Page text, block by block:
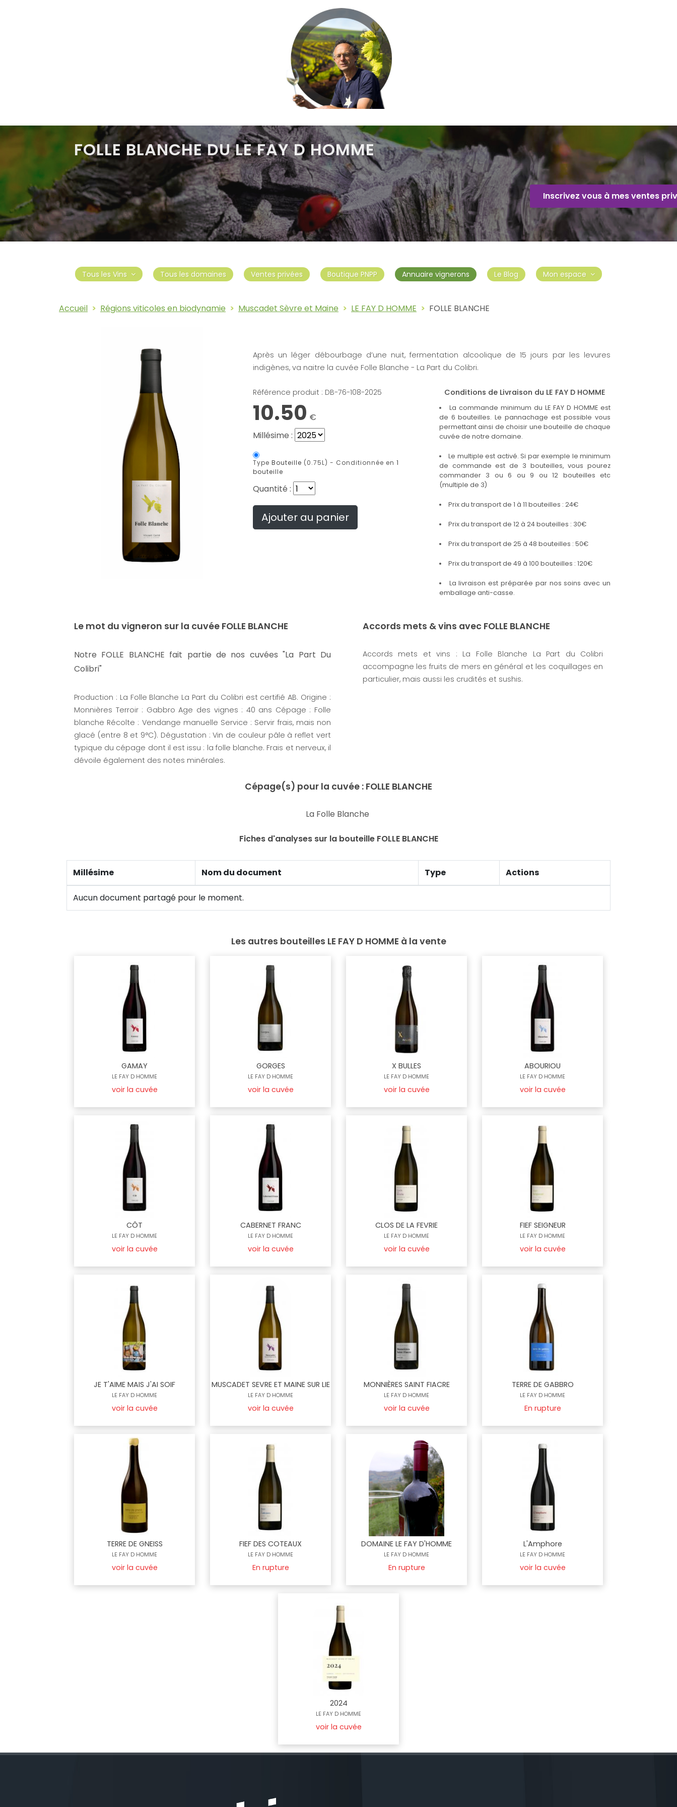
FOLLE BLANCHE DU LE FAY D HOMME
Inscrivez vous à mes ventes
Tous les Vins Tous les domaines Ventes privées Boutique PNPP Annuaire vignerons Le Blog Mon espace
Accueil Régions viticoles en biodynamie Muscadet Sèvre et Maine LE FAY D HOMME FOLLE BLANCHE
Après un léger débourbage d’une nuit, fermentation alcoolique de 15 jours par les levures
indigènes, va naitre la cuvée Folle Blanche - La Part du Colibri.
Référence produit : DB-76-108-2025
10.50 €
Millésime :
Type Bouteille (0.75L) - Conditionnée en 1
bouteille
Quantité :
Ajouter au panier
Conditions de Livraison du LE FAY D HOMME
La commande minimum du LE FAY D HOMME est
de 6 bouteilles. Le pannachage est possible vous
permettant ainsi de choisir une bouteille de chaque
cuvée de notre domaine.
Le multiple est activé. Si par exemple le minimum
de commande est de 3 bouteilles, vous pourez
commander 3 ou 6 ou 9 ou 12 bouteilles etc
(multiple de 3)
Prix du transport de 1 à 11 bouteilles : 24€
Prix du transport de 12 à 24 bouteilles : 30€
Prix du transport de 25 à 48 bouteilles : 50€
Prix du transport de 49 à 100 bouteilles : 120€
La livraison est préparée par nos soins avec un
emballage anti-casse.
Le mot du vigneron sur la cuvée FOLLE BLANCHE
Notre FOLLE BLANCHE fait partie de nos cuvées "La Part Du
Colibri"
Production : La Folle Blanche La Part du Colibri est certifié AB. Origine :
Monnières Terroir : Gabbro Age des vignes : 40 ans Cépage : Folle
blanche Récolte : Vendange manuelle Service : Servir frais, mais non
glacé (entre 8 et 9°C). Dégustation : Vin de couleur pâle à reflet vert
typique du cépage dont il est issu : la folle blanche. Frais et nerveux, il
dévoile également des notes minérales.
Accords mets & vins avec FOLLE BLANCHE
Accords mets et vins : La Folle Blanche La Part du Colibri
accompagne les fruits de mers en général et les coquillages en
particulier, mais aussi les crudités et sushis.
Cépage(s) pour la cuvée : FOLLE BLANCHE
La Folle Blanche
Fiches d'analyses sur la bouteille FOLLE BLANCHE
Millésime Nom du document Type Actions
Aucun document partagé pour le moment.
Les autres bouteilles LE FAY D HOMME à la vente
GAMAY
LE FAY D HOMME
voir la cuvée
GORGES
LE FAY D HOMME
voir la cuvée
X BULLES
LE FAY D HOMME
voir la cuvée
ABOURIOU
LE FAY D HOMME
voir la cuvée
CÔT
LE FAY D HOMME
voir la cuvée
CABERNET FRANC
LE FAY D HOMME
voir la cuvée
CLOS DE LA FEVRIE
LE FAY D HOMME
voir la cuvée
FIEF SEIGNEUR
LE FAY D HOMME
voir la cuvée
JE T'AIME MAIS J'AI SOIF
LE FAY D HOMME
voir la cuvée
MUSCADET SEVRE ET MAINE SUR LIE
LE FAY D HOMME
voir la cuvée
MONNIÈRES SAINT FIACRE
LE FAY D HOMME
voir la cuvée
TERRE DE GABBRO
LE FAY D HOMME
En rupture
TERRE DE GNEISS
LE FAY D HOMME
voir la cuvée
FIEF DES COTEAUX
LE FAY D HOMME
En rupture
DOMAINE LE FAY D'HOMME
LE FAY D HOMME
En rupture
L'Amphore
LE FAY D HOMME
voir la cuvée
2024
LE FAY D HOMME
voir la cuvée